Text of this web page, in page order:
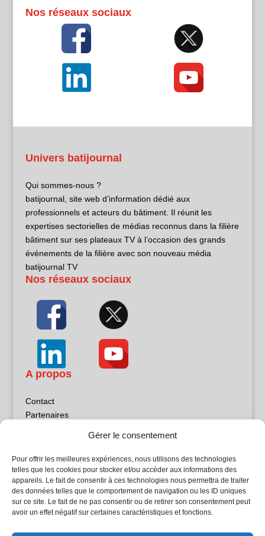
Gérer le consentement
Pour offrir les meilleures expériences, nous utilisons des technologies
telles que les cookies pour stocker et/ou accéder aux informations des
appareils. Le fait de consentir à ces technologies nous permettra de traiter
des données telles que le comportement de navigation ou les ID uniques
sur ce site. Le fait de ne pas consentir ou de retirer son consentement peut
avoir un effet négatif sur certaines caractéristiques et fonctions.
Nos réseaux sociaux
Univers batijournal
Qui sommes-nous ?
batijournal, site web d’information dédié aux
professionnels et acteurs du bâtiment. Il réunit les
expertises sectorielles de médias reconnus dans la filière
bâtiment sur ses plateaux TV à l’occasion des grands
événements de la filière avec son nouveau média
batijournal TV
Nos réseaux sociaux
A propos
Contact
Partenaires
Politique de confidentialité
Sites partenaires
5Façades
Atrium Patrimoine